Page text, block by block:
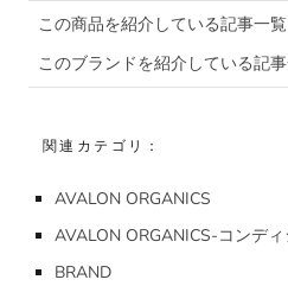
この商品を紹介している記事一覧
このブランドを紹介している記
関連カテゴリ：
AVALON ORGANICS
AVALON ORGANICS-コンデ
BRAND